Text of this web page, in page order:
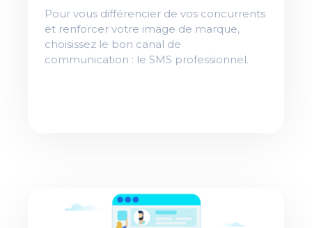
Pour vous différencier de vos concurrents
et renforcer votre image de marque,
choisissez le bon canal de
communication : le SMS professionnel.